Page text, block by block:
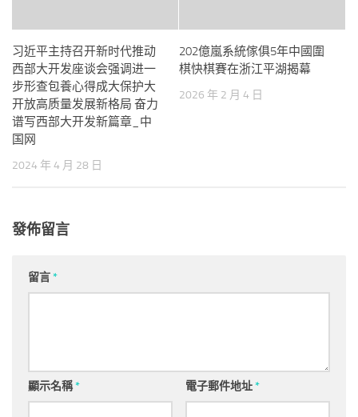
习近平主持召开新时代推动
西部大开发座谈会强调进一
步形查包養心得成大保护大
开放高质量发展新格局 奋力
谱写西部大开发新篇章_中
国网
2024 年 4 月 28 日
202億嵐系統傢俱5年中國圍
棋快棋賽在浙江平湖揭幕
2026 年 2 月 4 日
發佈留言
留言*
顯示名稱* 電子郵件地址*